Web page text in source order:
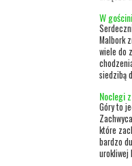
W
Malbork
wiele do
siedzibą
Noclegi
Góry to
które
bardzo
urokliwej